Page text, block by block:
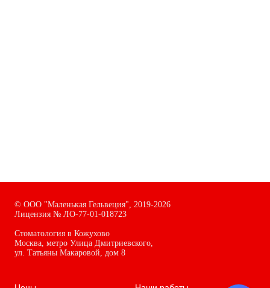
© ООО "Маленькая Гельвеция",
2019-2026
Лицензия № ЛО-77-01-018723
Стоматология в Кожухово
Москва, метро Улица Дмитриевского,
ул. Татьяны Макаровой, дом 8